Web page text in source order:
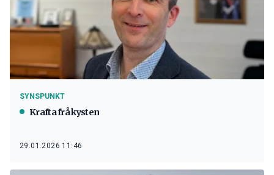
SYNSPUNKT
Krafta frå kysten
29.01.2026 11:46